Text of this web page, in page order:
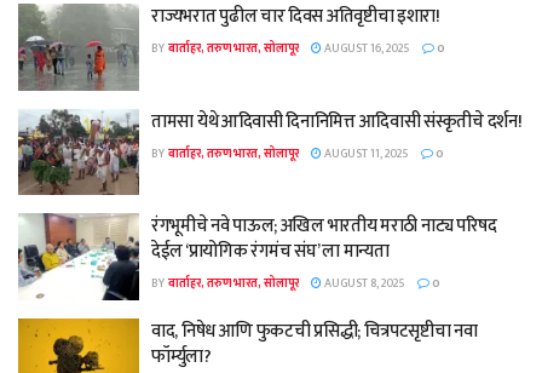
राज्यभरात पुढील चार दिवस अतिवृष्टीचा इशारा!
BYवार्ताहर, तरुण भारत, सोलापूर AUGUST 16, 2025 0
तामसा येथे आदिवासी दिनानिमित्त आदिवासी संस्कृतीचे दर्शन!
BYवार्ताहर, तरुण भारत, सोलापूर AUGUST 11, 2025 0
रंगभूमीचे नवे पाऊल; अखिल भारतीय मराठी नाट्य परिषद
देईल ‘प्रायोगिक रंगमंच संघ’ ला मान्यता
BYवार्ताहर, तरुण भारत, सोलापूर AUGUST 8, 2025 0
वाद, निषेध आणि फुकटची प्रसिद्धी; चित्रपटसृष्टीचा नवा
फॉर्म्युला?